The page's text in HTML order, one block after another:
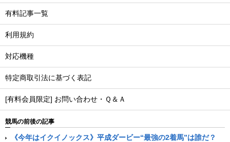
有料記事一覧
利用規約
対応機種
特定商取引法に基づく表記
[有料会員限定] お問い合わせ・Ｑ＆Ａ
競馬の前後の記事
《今年はイクイノックス》平成ダービー“最強の2着馬”は誰だ？